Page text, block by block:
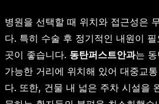
병원을 선택할 때 위치와 접근성은
다. 특히 수술 후 정기적인 내원이
곳이 좋습니다. 동탄퍼스트안과는
가능한 거리에 위치해 있어 대중교
다. 또한, 건물 내 넓은 주차 시설을